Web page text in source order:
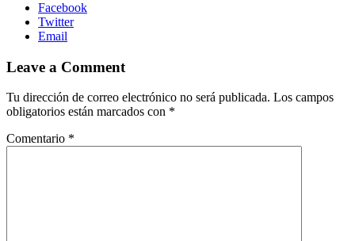
Facebook
Twitter
Email
Leave a Comment
Tu dirección de correo electrónico no será publicada. Los campos
obligatorios están marcados con *
Comentario *